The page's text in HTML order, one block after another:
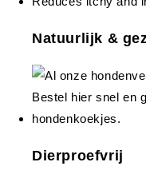
Natuurlijk &
Dierproefvrij